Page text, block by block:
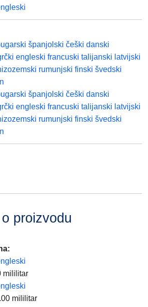
španjolski češki danski
engleski francuski talijanski latvijski
rumunjski finski švedski
španjolski češki danski
engleski francuski talijanski latvijski
rumunjski finski švedski
proizvodu
:
mililitar
mililitar